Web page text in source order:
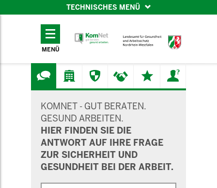
TECHNISCHES MENÜ
TECHNISCHES
MENÜ
KOMNET - GUT BERATEN.
GESUND ARBEITEN.
HIER FINDEN SIE DIE
ANTWORT AUF IHRE FRAGE
ZUR SICHERHEIT UND
GESUNDHEIT BEI DER ARBEIT.